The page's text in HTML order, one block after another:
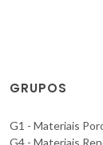
GRUPOS
G1 - Materiais
G4 - Materiais